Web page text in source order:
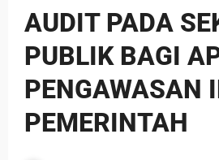
AUDIT PADA
PUBLIK BAGI
PENGAWASAN
PEMERINTAH